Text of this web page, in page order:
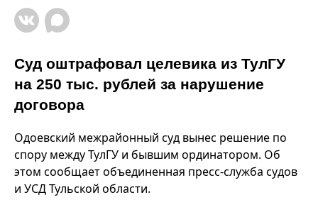
Суд оштрафовал целевика из ТулГУ
на 250 тыс. рублей за нарушение
договора
Одоевский межрайонный суд вынес решение по
спору между ТулГУ и бывшим ординатором. Об
этом сообщает объединенная пресс-служба судов
и УСД Тульской области.